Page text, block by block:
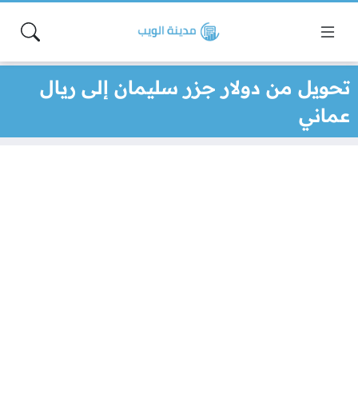
تحويل من دولار جزر سليمان إلى ريال
عماني